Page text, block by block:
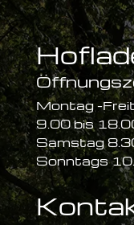
Montag -
9.00 bis
Samstag
Sonntags